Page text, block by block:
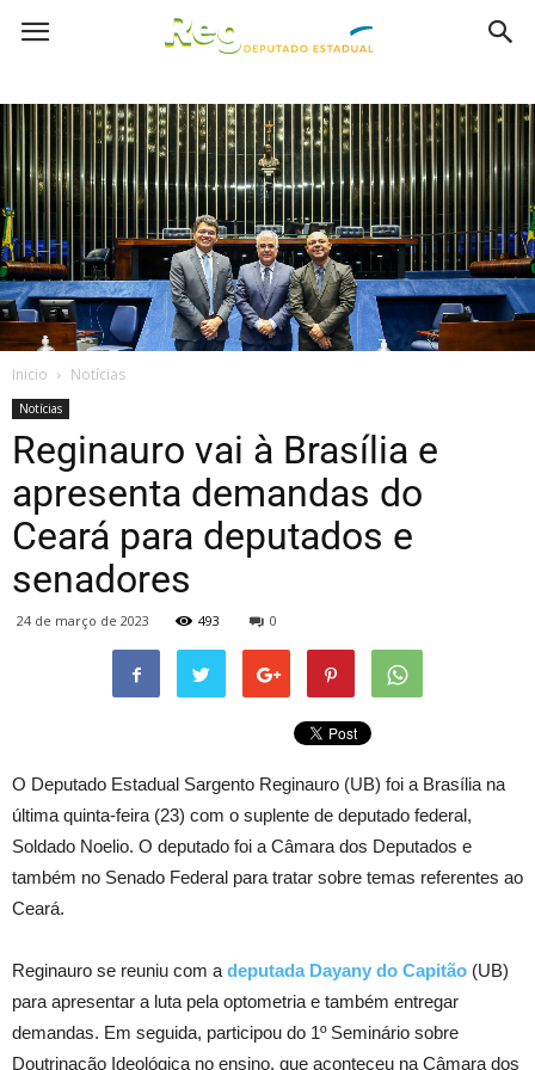
Inicio Notícias
Notícias
Reginauro vai à Brasília e
apresenta demandas do
Ceará para deputados e
senadores
24 de março de 2023 493 0
O Deputado Estadual Sargento Reginauro (UB) foi a Brasília na
última quinta-feira (23) com o suplente de deputado federal,
Soldado Noelio. O deputado foi a Câmara dos Deputados e
também no Senado Federal para tratar sobre temas referentes ao
Ceará.
Reginauro se reuniu com a deputada Dayany do Capitão (UB)
para apresentar a luta pela optometria e também entregar
demandas. Em seguida, participou do 1º Seminário sobre
Doutrinação Ideológica no ensino, que aconteceu na Câmara dos